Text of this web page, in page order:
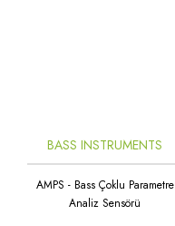
BASS INSTRUMENTS
AMPS - Bass Çoklu Parametre
Analiz Sensörü